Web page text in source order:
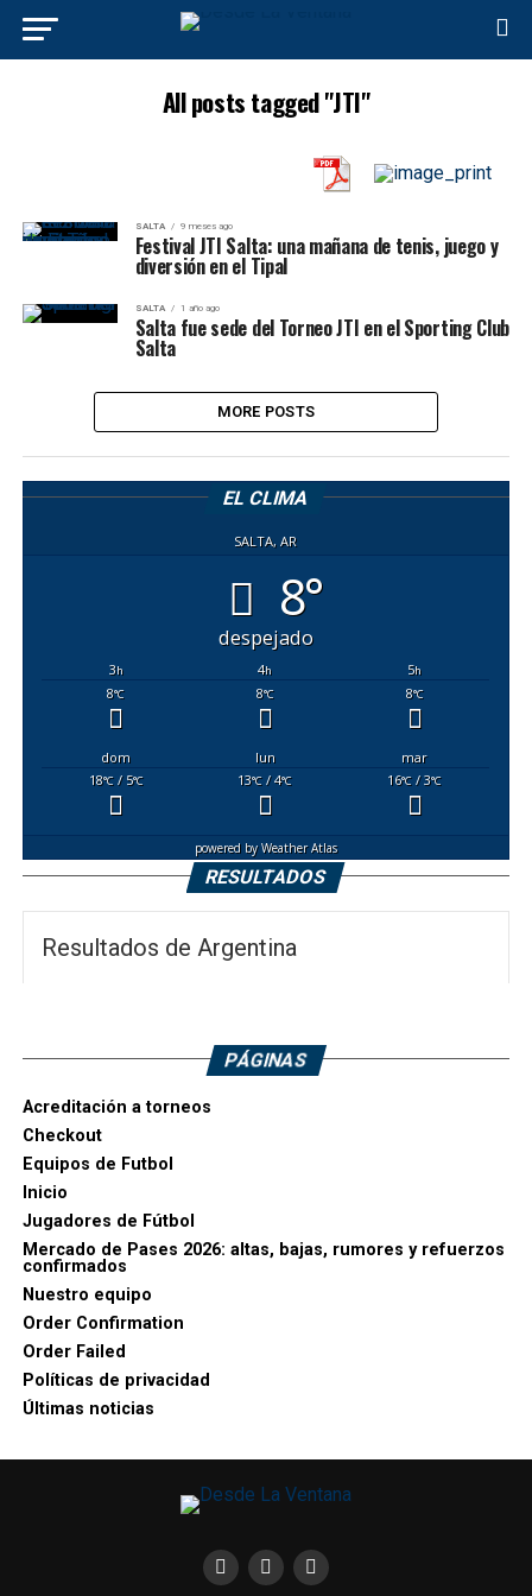
All posts tagged "JTI"
SALTA 9 meses ago
Festival JTI Salta: una mañana de tenis, juego y
diversión en el Tipal
SALTA 1 año ago
Salta fue sede del Torneo JTI en el Sporting Club
Salta
MORE POSTS
EL CLIMA
SALTA, AR
8°
despejado
3h 4h 5h
8°C 8°C 8°C
dom lun
mar
18°C/ 5°C 13°C / 4°C 16°C / 3°C
powered byWeather Atlas
RESULTADOS
Resultados de Argentina
PÁGINAS
Acreditación a torneos
Checkout
Equipos de Futbol
Inicio
Jugadores de Fútbol
Mercado de Pases 2026: altas, bajas, rumores y refuerzos
confirmados
Nuestro equipo
Order Confirmation
Order Failed
Políticas de privacidad
Últimas noticias